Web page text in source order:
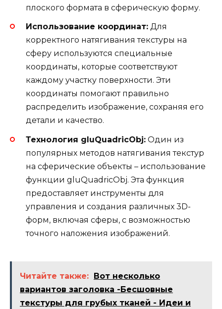
плоского формата в сферическую форму.
Использование координат: Для
корректного натягивания текстуры на
сферу используются специальные
координаты, которые соответствуют
каждому участку поверхности. Эти
координаты помогают правильно
распределить изображение, сохраняя его
детали и качество.
Технология gluQuadricObj: Один из
популярных методов натягивания текстур
на сферические объекты – использование
функции gluQuadricObj. Эта функция
предоставляет инструменты для
управления и создания различных 3D-
форм, включая сферы, с возможностью
точного наложения изображений.
Читайте также: Вот несколько
вариантов заголовка -Бесшовные
текстуры для грубых тканей - Идеи и